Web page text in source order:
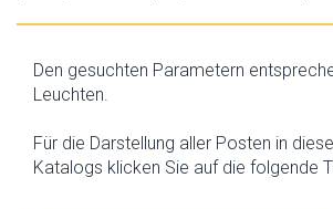
Den gesuchten Parametern
Leuchten.
Für die Darstellung aller Posten in
Katalogs klicken Sie auf die folgende